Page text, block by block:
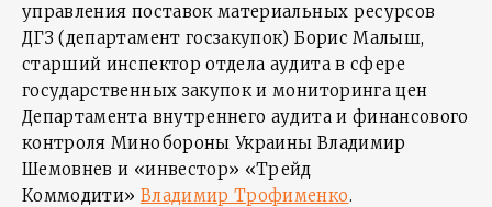
управления поставок материальных ресурсов
ДГЗ (департамент госзакупок) Борис Малыш,
старший инспектор отдела аудита в сфере
государственных закупок и мониторинга цен
Департамента внутреннего аудита и финансового
контроля Минобороны Украины Владимир
Шемовнев и «инвестор» «Трейд
Коммодити» Владимир Трофименко.